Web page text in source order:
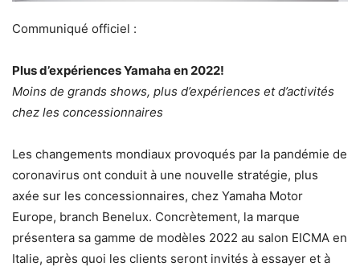
Communiqué officiel :
Plus d’expériences Yamaha en 2022!
Moins de grands shows, plus d’expériences et d’activités
chez les concessionnaires
Les changements mondiaux provoqués par la pandémie de
coronavirus ont conduit à une nouvelle stratégie, plus
axée sur les concessionnaires, chez Yamaha Motor
Europe, branch Benelux. Concrètement, la marque
présentera sa gamme de modèles 2022 au salon EICMA en
Italie, après quoi les clients seront invités à essayer et à